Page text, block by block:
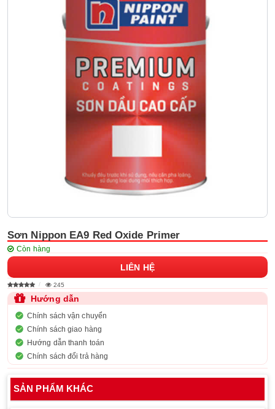
Sơn Nippon EA9 Red Oxide Primer
Còn hàng
LIÊN HỆ
245
Hướng dẫn
Chính sách vận chuyển
Chính sách giao hàng
Hướng dẫn thanh toán
Chính sách đổi trả hàng
SẢN PHẨM KHÁC